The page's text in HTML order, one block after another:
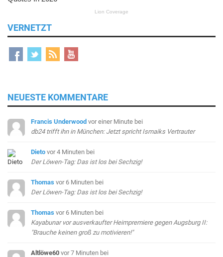
VERNETZT
NEUESTE KOMMENTARE
Francis Underwood vor einer Minute bei
db24 trifft ihn in München: Jetzt spricht Ismaiks Vertrauter
Dieto vor 4 Minuten bei
Der Löwen-Tag: Das ist los bei Sechzig!
Thomas vor 6 Minuten bei
Der Löwen-Tag: Das ist los bei Sechzig!
Thomas vor 6 Minuten bei
Kayabunar vor ausverkaufter Heimpremiere gegen Augsburg II:
"Brauche keinen groß zu motivieren!"
Altlöwe60 vor 7 Minuten bei